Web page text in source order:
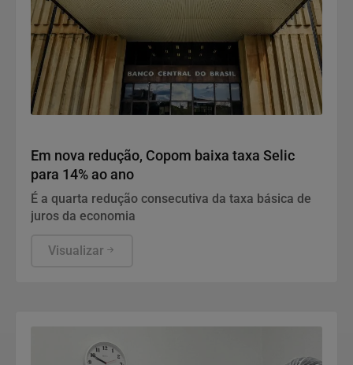
Em nova redução, Copom baixa taxa Selic
para 14% ao ano
É a quarta redução consecutiva da taxa básica de
juros da economia
Visualizar